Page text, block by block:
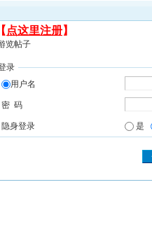
【 点这里注册】
览帖子
录
用户名
密 码
隐身登录 是